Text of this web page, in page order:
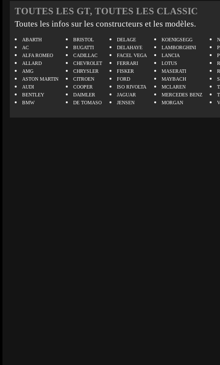
TOUTES LES GT, TOUTES LES CLASSIC
Toutes les infos sur les constructeurs et les modèles.
ABARTH
AC
ALFA ROMEO
ALLARD
AMG
ASTON MARTIN
AUDI
BENTLEY
BMW
BRISTOL
BUGATTI
CADILLAC
CHEVROLET
CHRYSLER
CITROEN
COOPER
DAIMLER
DE TOMASO
DELAGE
DELAHAYE
FACEL VEGA
FERRARI
FISKER
FORD
ISO RIVOLTA
JAGUAR
JENSEN
KOENIGSEGG
LAMBORGHINI
LANCIA
LOTUS
MASERATI
MAYBACH
MCLAREN
MERCEDES BENZ
MORGAN